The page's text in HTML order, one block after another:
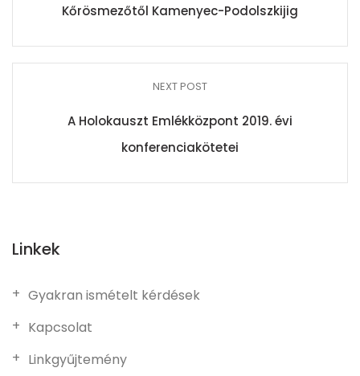
Kőrösmezőtől Kamenyec-Podolszkijig
NEXT POST
A Holokauszt Emlékközpont 2019. évi
konferenciakötetei
Linkek
Gyakran ismételt kérdések
Kapcsolat
Linkgyűjtemény